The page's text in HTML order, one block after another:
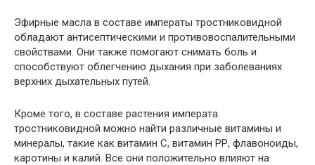
Эфирные масла в составе императы тростниковидной
обладают антисептическими и противовоспалительными
свойствами. Они также помогают снимать боль и
способствуют облегчению дыхания при заболеваниях
верхних дыхательных путей.
Кроме того, в составе растения императа
тростниковидной можно найти различные витамины и
минералы, такие как витамин С, витамин РР, флавоноиды,
каротины и калий. Все они положительно влияют на